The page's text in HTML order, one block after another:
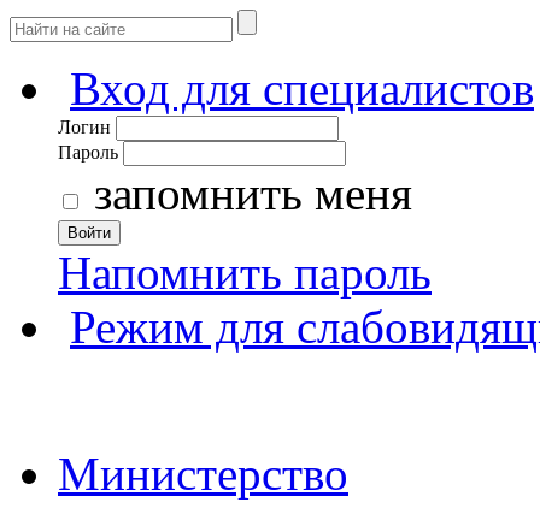
Вход для специалистов
Логин
Пароль
запомнить меня
Войти
Напомнить пароль
Режим для
Министерство